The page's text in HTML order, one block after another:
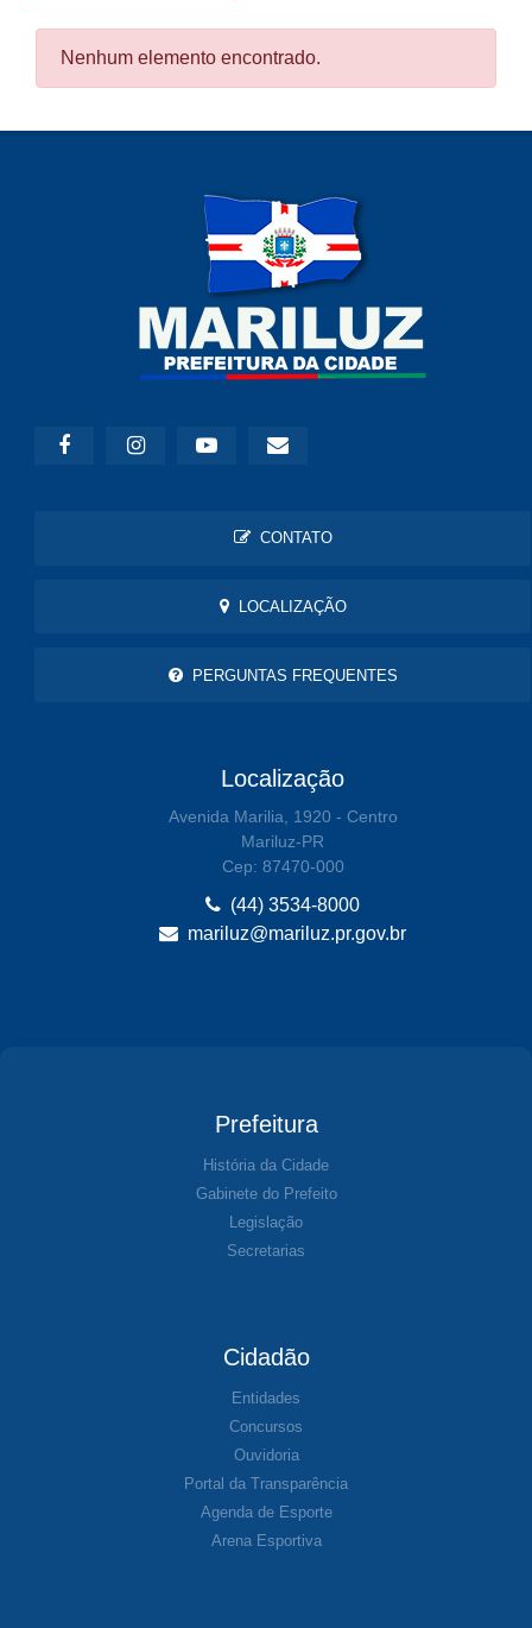
Nenhum elemento encontrado.
CONTATO
LOCALIZAÇÃO
PERGUNTAS FREQUENTES
Localização
Avenida Marilia, 1920 - Centro
Mariluz-PR
Cep: 87470-000
(44) 3534-8000
mariluz@mariluz.pr.gov.br
Prefeitura
História da Cidade
Gabinete do Prefeito
Legislação
Secretarias
Cidadão
Entidades
Concursos
Ouvidoria
Portal da Transparência
Agenda de Esporte
Arena Esportiva